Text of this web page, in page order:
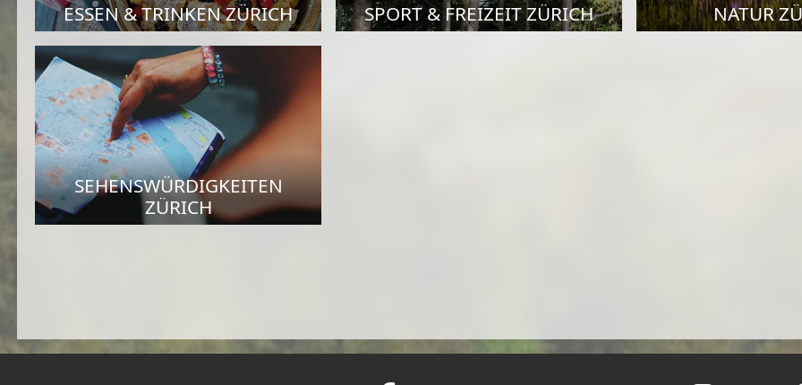
ESSEN & TRINKEN ZÜRICH SPORT & FREIZEIT ZÜRICH NATUR
SEHENSWÜRDIGKEITEN
ZÜRICH